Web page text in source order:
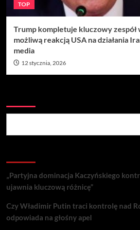
TOP
Trump kompletuje kluczowy zespół
możliwą reakcją USA na działania
media
12 stycznia, 2026
„Partyjna dominacja Kaczyńskiego
ujawnia kluczową różnicę”
Czy Władimir Putin traci kontrolę nad
odpowiada na głośny apel